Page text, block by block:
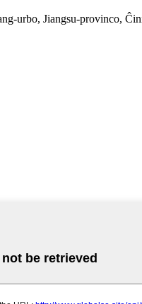
urbo, Jiangsu-provinco,